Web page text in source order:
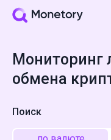
Мониторинг
обмена
Поиск